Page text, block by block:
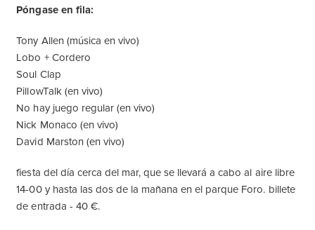
Póngase en fila:
Tony Allen (música en vivo)
Lobo + Cordero
Soul Clap
PillowTalk (en vivo)
No hay juego regular (en vivo)
Nick Monaco (en vivo)
David Marston (en vivo)
fiesta del día cerca del mar, que se llevará a cabo al aire libre
14-00 y hasta las dos de la mañana en el parque Foro. billete
de entrada - 40 €.